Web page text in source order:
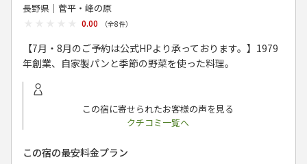
長野県│菅平・峰の原
0.00 （全8件）
【7月・8月のご予約は公式HPより承っております。】1979
年創業、自家製パンと季節の野菜を使った料理。
この宿に寄せられたお客様の声を見る
クチコミ一覧へ
この宿の最安料金プラン